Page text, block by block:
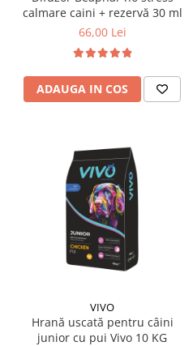
calmare caini + rezervă 30 ml
66,00 Lei
ADAUGA IN COS
VIVO
Hrană uscată pentru câini
junior cu pui Vivo 10 KG